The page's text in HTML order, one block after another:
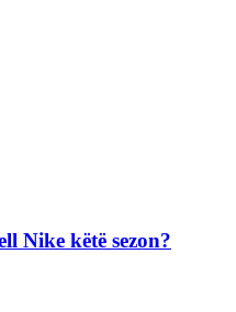
Nike këtë sezon?